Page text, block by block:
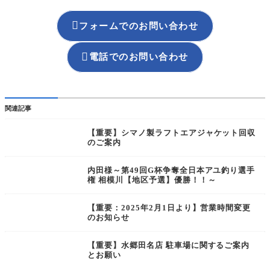
 フォームでのお問い合わせ
 電話でのお問い合わせ
関連記事
【重要】シマノ製ラフトエアジャケット回収
のご案内
内田様～第49回G杯争奪全日本アユ釣り選手
権 相模川【地区予選】優勝！！～
【重要：2025年2月1日より】営業時間変更
のお知らせ
【重要】水郷田名店 駐車場に関するご案内
とお願い